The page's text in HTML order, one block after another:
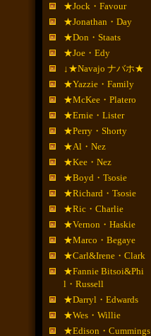
★Jock・Favour
★Jonathan・Day
★Don・Staats
★Joe・Edy
↓★Navajo ナバホ★
★Yazzie・Family
★McKee・Platero
★Ernie・Lister
★Perry・Shorty
★Al・Nez
★Kee・Nez
★Boyd・Tsosie
★Richard・Tsosie
★Ric・Charlie
★Vernon・Haskie
★Marco・Begaye
★Carl&Irene・Clark
★Fannie Bitsoi&Phi
l・Russell
★Darryl・Edwards
★Wes・Willie
★Edison・Cummings